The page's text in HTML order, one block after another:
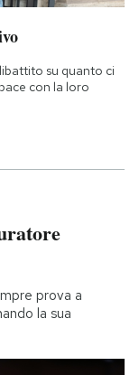
su quanto ci
con la loro
prova a
la sua